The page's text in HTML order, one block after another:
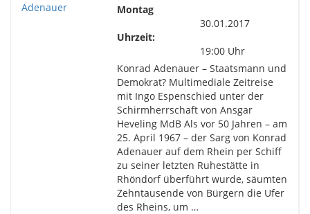
Montag
30.01.2017
Uhrzeit:
19:00 Uhr
Konrad Adenauer – Staatsmann und
Demokrat? Multimediale Zeitreise
mit Ingo Espenschied unter der
Schirmherrschaft von Ansgar
Heveling MdB Als vor 50 Jahren – am
25. April 1967 – der Sarg von Konrad
Adenauer auf dem Rhein per Schiff
zu seiner letzten Ruhestätte in
Rhöndorf überführt wurde, säumten
Zehntausende von Bürgern die Ufer
des Rheins, um …